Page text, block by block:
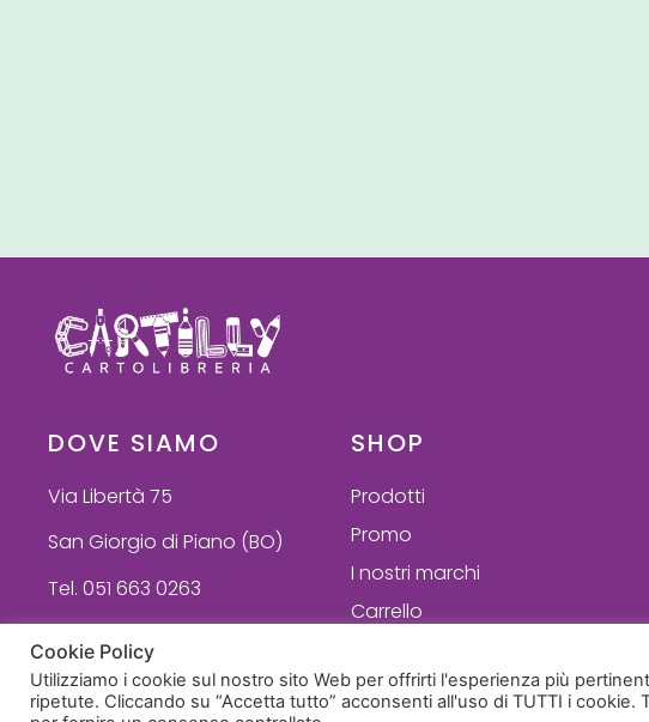
DOVE SIAMO
Via Libertà 75
San Giorgio di Piano (BO)
Tel. 051 663 0263
SHOP
Prodotti
Promo
I nostri marchi
Carrello
© 2022 - Cartilly di Ilenia Guidi - P. Iva 03693371209
Cookie Policy
Utilizziamo i cookie sul nostro sito Web per offrirti l'esperienza più
ripetute. Cliccando su “Accetta tutto” acconsenti all'uso di TUTTI i